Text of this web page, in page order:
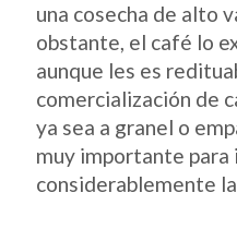
una cosecha de alto
obstante, el café lo
aunque les es
comercialización de
ya sea a granel o
muy importante
considerablemente